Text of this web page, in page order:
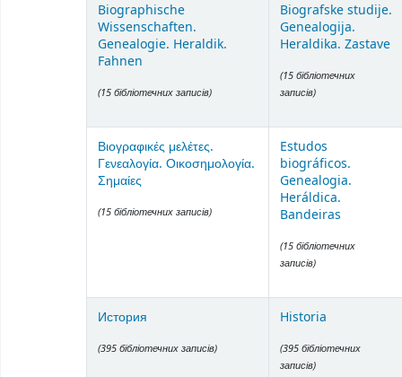
Biographische
Wissenschaften.
Genealogie. Heraldik.
Fahnen
(15 бібліотечних записів)
Biografske studije.
Genealogija.
Heraldika. Zastave
(15 бібліотечних
записів)
Βιογραφικές μελέτες.
Γενεαλογία. Οικοσημολογία.
Σημαίες
(15 бібліотечних записів)
Estudos
biográficos.
Genealogia.
Heráldica.
Bandeiras
(15 бібліотечних
записів)
История
(395 бібліотечних записів)
Historia
(395 бібліотечних
записів)